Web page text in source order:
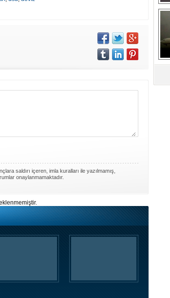
saldırı içeren, imla kuralları ile yazılmamış,
onaylanmamaktadır.